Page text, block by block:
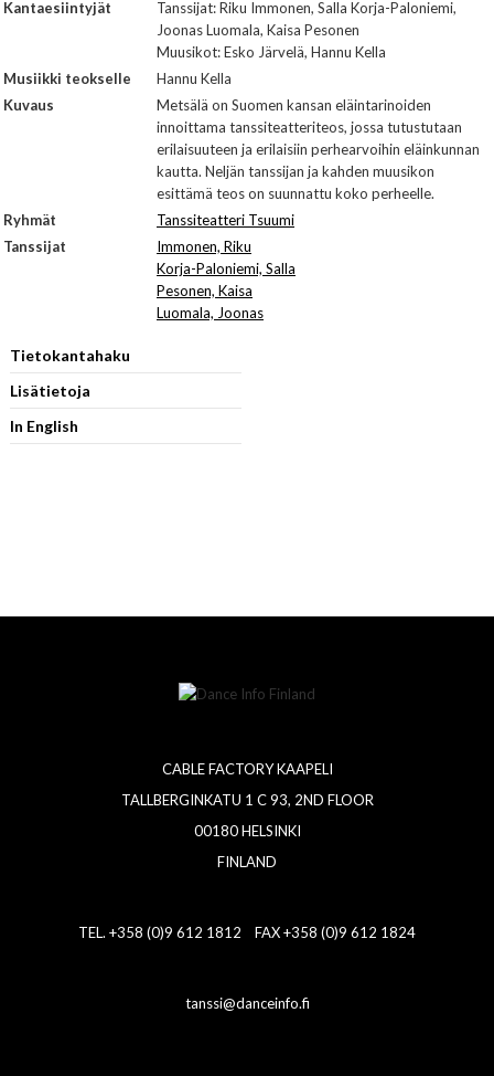
Kantaesiintyjät
Tanssijat: Riku Immonen, Salla Korja-Paloniemi,
Joonas Luomala, Kaisa Pesonen
Muusikot: Esko Järvelä, Hannu Kella
Musiikki teokselle
Hannu Kella
Kuvaus
Metsälä on Suomen kansan eläintarinoiden
innoittama tanssiteatteriteos, jossa tutustutaan
erilaisuuteen ja erilaisiin perhearvoihin eläinkunnan
kautta. Neljän tanssijan ja kahden muusikon
esittämä teos on suunnattu koko perheelle.
Ryhmät
Tanssiteatteri Tsuumi
Tanssijat
Immonen, Riku
Korja-Paloniemi, Salla
Pesonen, Kaisa
Luomala, Joonas
Tietokantahaku
Lisätietoja
In English
CABLE FACTORY KAAPELI
TALLBERGINKATU 1 C 93, 2ND FLOOR
00180 HELSINKI
FINLAND
TEL. +358 (0)9 612 1812 FAX +358 (0)9 612 1824
tanssi@danceinfo.fi